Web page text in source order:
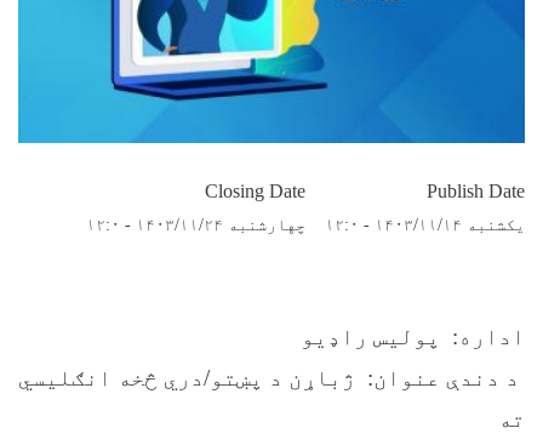
Publish Date
یکشنبه ۱۴۰۳/۱۱/۱۴ - ۱۲:۰
Closing Date
چهارشنبه ۱۴۰۳/۱۱/۲۴ - ۱۲:۰
اداره: پولیس راډیو
د دندې عنوان: ژباړن د پښتو/دري څخه انګلیسي
ته